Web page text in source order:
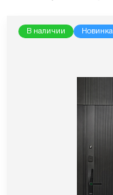
В наличии Новинка